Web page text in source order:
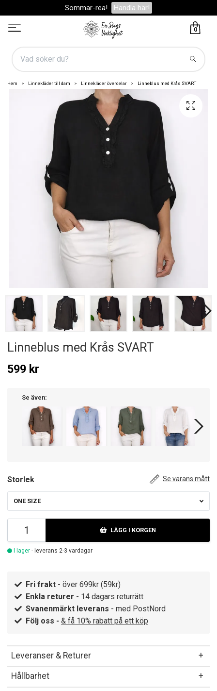
Sommar-rea! Handla här!
0
Hem Linnekläder till dam Linnekläder överdelar Linneblus med Krås SVART
Linneblus med Krås SVART
599 kr
Se även:
Storlek Se varans mått
ONE SIZE
LÄGG I KORGEN
I lager - leverans 2-3 vardagar
Fri frakt - över 699kr (59kr)
Enkla returer - 14 dagars returrätt
Svanenmärkt leverans - med PostNord
Följ oss - & få 10% rabatt på ett köp
Leveranser & Returer
Hållbarhet